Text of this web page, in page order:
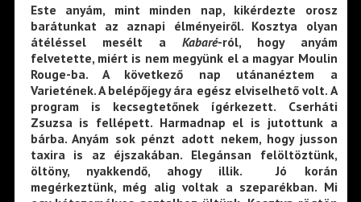
Este anyám, mint minden nap, kikérdezte orosz
barátunkat az aznapi élményeiről. Kosztya olyan
átéléssel mesélt aKabaré-ról, hogy anyám
felvetette, miért is nem megyünk el a magyar Moulin
Rouge-ba. A következő nap utánanéztem a
Varietének. A belépőjegy ára egész elviselhető volt. A
program is kecsegtetőnek ígérkezett. Cserháti
Zsuzsa is fellépett. Harmadnap el is jutottunk a
bárba. Anyám sok pénzt adott nekem, hogy jusson
taxira is az éjszakában. Elegánsan felöltöztünk,
öltöny, nyakkendő, ahogy illik. Jó korán
megérkeztünk, még alig voltak a szeparékban. Mi